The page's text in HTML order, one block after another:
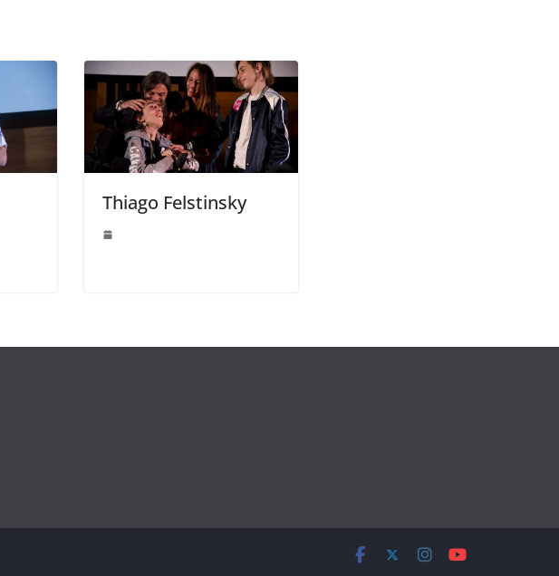
Thiago Felstinsky